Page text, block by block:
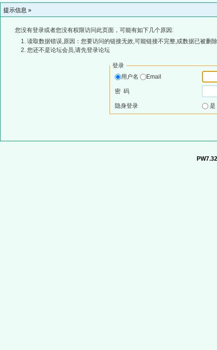
提示信息 »
您没有登录或者您没有权限访问此页面，可能有如下几个原因:
读取数据错误,原因：您要访问的链接无效,可能链接不完整,或数据已被删
您还不是论坛会员,请先登录论坛
登录
用户名
Email
密 码
隐身登录